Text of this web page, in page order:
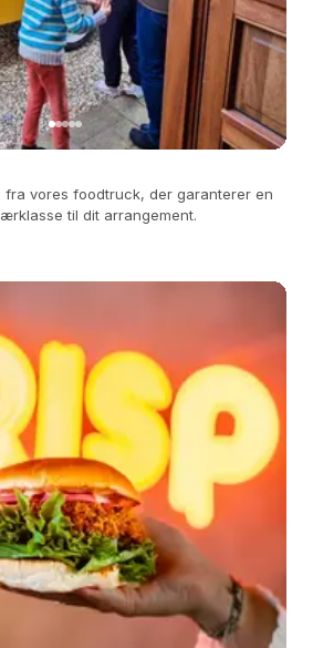
fra vores foodtruck, der garanterer en
til dit arrangement.